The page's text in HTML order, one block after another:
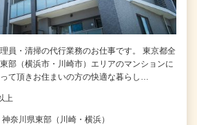
員・清掃の代行業務のお仕事です。 東京都全
部（横浜市・川崎市）エリアのマンションに
て頂きお住まいの方の快適な暮らし…
上
奈川県東部（川崎・横浜）